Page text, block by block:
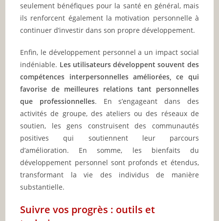
seulement bénéfiques pour la santé en général, mais
ils renforcent également la motivation personnelle à
continuer d’investir dans son propre développement.
Enfin, le développement personnel a un impact social
indéniable. Les utilisateurs développent souvent des
compétences interpersonnelles améliorées, ce qui
favorise de meilleures relations tant personnelles
que professionnelles. En s’engageant dans des
activités de groupe, des ateliers ou des réseaux de
soutien, les gens construisent des communautés
positives qui soutiennent leur parcours
d’amélioration. En somme, les bienfaits du
développement personnel sont profonds et étendus,
transformant la vie des individus de manière
substantielle.
Suivre vos progrès : outils et